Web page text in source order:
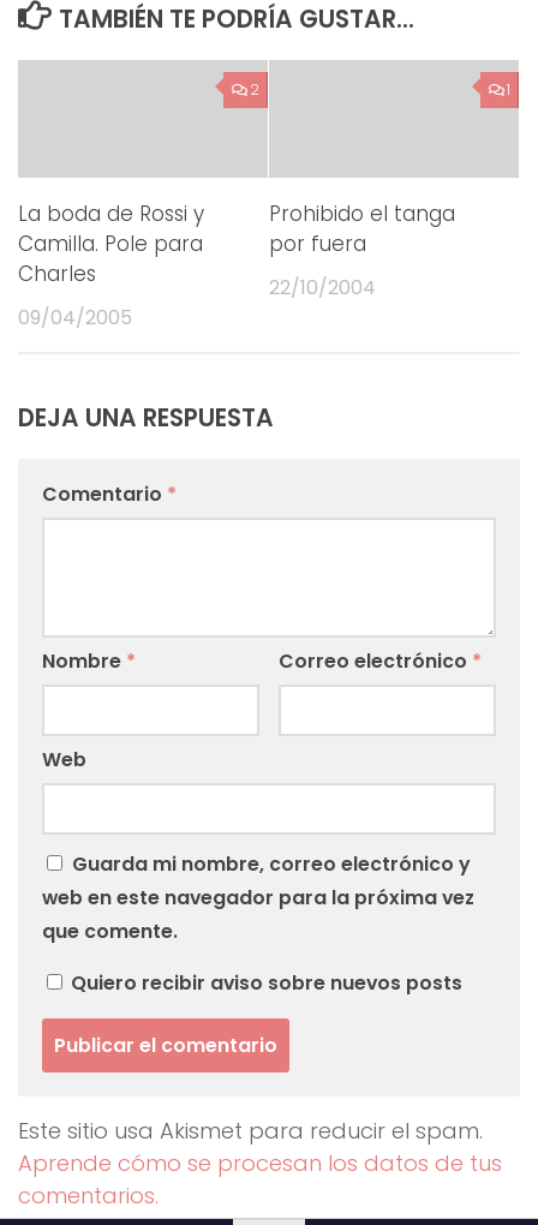
TAMBIÉN TE PODRÍA GUSTAR...
2
La boda de Rossi y
Camilla. Pole para
Charles
09/04/2005
1
Prohibido el tanga
por fuera
22/10/2004
DEJA UNA RESPUESTA
Comentario *
Nombre * Correo electrónico *
Web
Guarda mi nombre, correo electrónico y
web en este navegador para la próxima vez
que comente.
Quiero recibir aviso sobre nuevos posts
Este sitio usa Akismet para reducir el spam.
Aprende cómo se procesan los datos de tus
comentarios.